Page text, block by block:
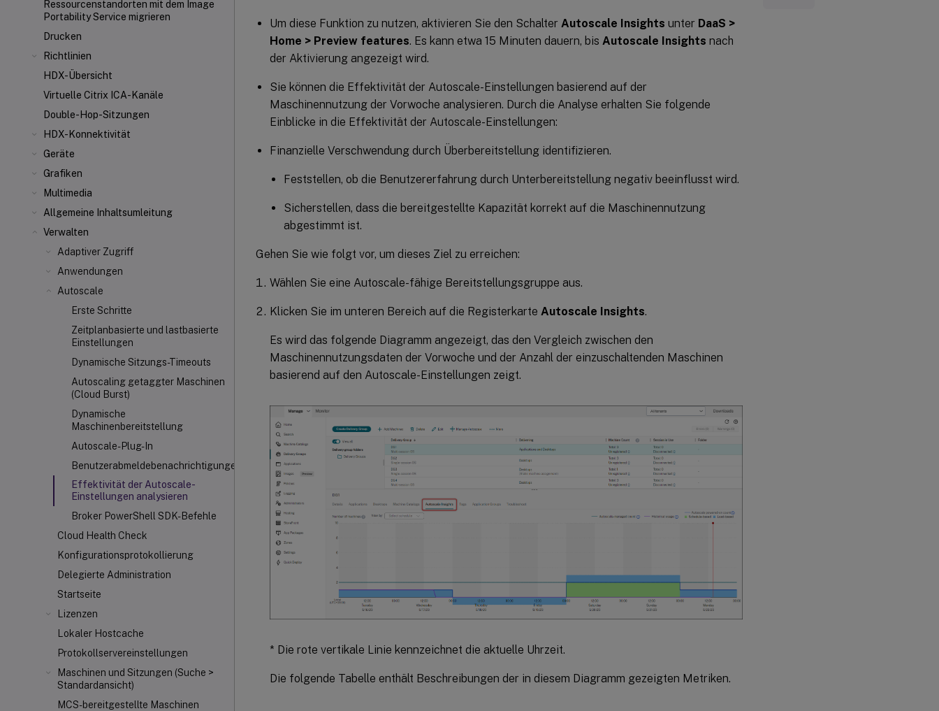
Ressourcenstandorten mit dem Image
Portability Service migrieren
Drucken
Richtlinien
HDX-Übersicht
Virtuelle Citrix ICA-Kanäle
Double-Hop-Sitzungen
HDX-Konnektivität
Geräte
Grafiken
Multimedia
Allgemeine Inhaltsumleitung
Verwalten
Adaptiver Zugriff
Anwendungen
Autoscale
Erste Schritte
Zeitplanbasierte und lastbasierte
Einstellungen
Dynamische Sitzungs-Timeouts
Autoscaling getaggter Maschinen
(Cloud Burst)
Dynamische
Maschinenbereitstellung
Autoscale-Plug-In
Benutzerabmeldebenachrichtigungen
Effektivität der Autoscale-
Einstellungen analysieren
Broker PowerShell SDK-Befehle
Cloud Health Check
Konfigurationsprotokollierung
Delegierte Administration
Startseite
Lizenzen
Lokaler Hostcache
Protokollservereinstellungen
Maschinen und Sitzungen (Suche >
Standardansicht)
MCS-bereitgestellte Maschinen
Um diese Funktion zu nutzen, aktivieren Sie den Schalter Autoscale Insights unter DaaS >
Home > Preview features. Es kann etwa 15 Minuten dauern, bis Autoscale Insights nach
der Aktivierung angezeigt wird.
Sie können die Effektivität der Autoscale-Einstellungen basierend auf der
Maschinennutzung der Vorwoche analysieren. Durch die Analyse erhalten Sie folgende
Einblicke in die Effektivität der Autoscale-Einstellungen:
Finanzielle Verschwendung durch Überbereitstellung identifizieren.
Feststellen, ob die Benutzererfahrung durch Unterbereitstellung negativ beeinflusst wird.
Sicherstellen, dass die bereitgestellte Kapazität korrekt auf die Maschinennutzung
abgestimmt ist.
Gehen Sie wie folgt vor, um dieses Ziel zu erreichen:
Wählen Sie eine Autoscale-fähige Bereitstellungsgruppe aus.
Klicken Sie im unteren Bereich auf die Registerkarte Autoscale Insights.
Es wird das folgende Diagramm angezeigt, das den Vergleich zwischen den
Maschinennutzungsdaten der Vorwoche und der Anzahl der einzuschaltenden Maschinen
basierend auf den Autoscale-Einstellungen zeigt.
* Die rote vertikale Linie kennzeichnet die aktuelle Uhrzeit.
Die folgende Tabelle enthält Beschreibungen der in diesem Diagramm gezeigten Metriken.